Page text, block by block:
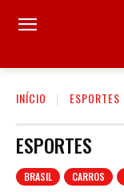
INÍCIO ESPORTES
ESPORTES
BRASIL CARROS